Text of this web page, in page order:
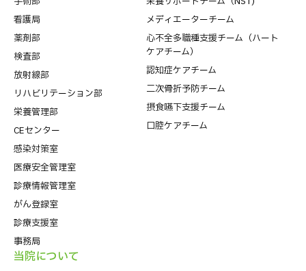
看護局
薬剤部
検査部
放射線部
リハビリテーション部
栄養管理部
CEセンター
感染対策室
医療安全管理室
診療情報管理室
がん登録室
診療支援室
事務局
メディエーターチーム
心不全多職種支援チーム（ハート
ケアチーム）
認知症ケアチーム
二次骨折予防チーム
摂食嚥下支援チーム
口腔ケアチーム
当院について